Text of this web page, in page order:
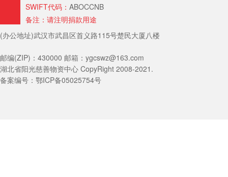
SWIFT代码： ABOCCNB
备注：请注明捐款用途
(办公地址)武汉市武昌区首义路115号楚民大厦八楼
邮编(ZIP)：430000 邮箱：ygcswz@163.com
湖北省阳光慈善物资中心 CopyRight 2008-2021.
备案编号：鄂ICP备05025754号